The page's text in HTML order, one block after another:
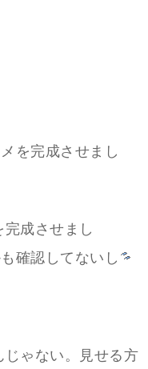
を完成させまし
成させまし
確認してないし
じゃない。見せる方